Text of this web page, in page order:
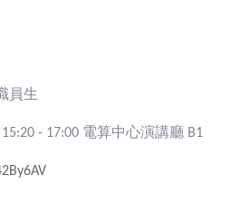
員生
- 17:00 電算中心演講廳 B1